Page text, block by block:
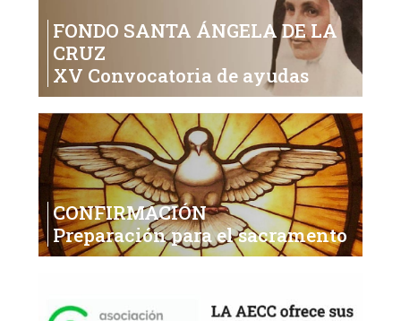
FONDO SANTA ÁNGELA DE LA
CRUZ
XV Convocatoria de ayudas
CONFIRMACIÓN
Preparación para el sacramento